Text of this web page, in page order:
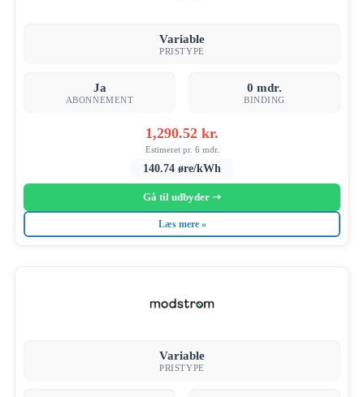
Variable
PRISTYPE
Ja
ABONNEMENT
0 mdr.
BINDING
1,290.52 kr.
Estimeret pr. 6 mdr.
140.74 øre/kWh
Gå til udbyder ➝
Læs mere »
Variable
PRISTYPE